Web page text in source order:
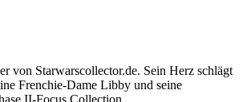
von Starwarscollector.de. Sein Herz schlägt
Frenchie-Dame Libby und seine